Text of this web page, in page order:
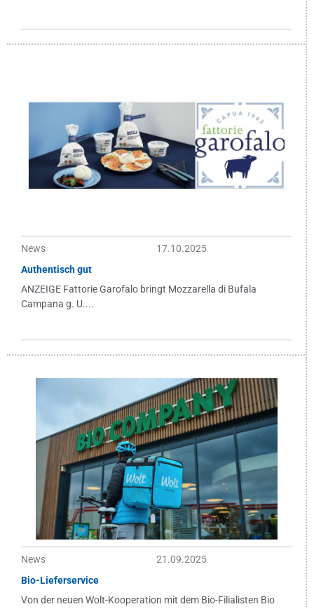
News
17.10.2025
Authentisch gut
ANZEIGE Fattorie Garofalo bringt Mozzarella di Bufala
Campana g. U....
News
21.09.2025
Bio-Lieferservice
Von der neuen Wolt-Kooperation mit dem Bio-Filialisten Bio